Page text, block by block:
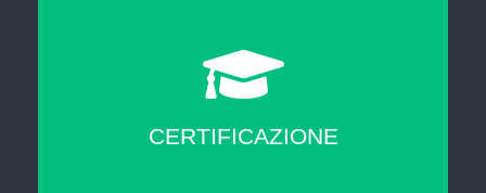
CERTIFICAZIONE
Certificazione di fine corso.